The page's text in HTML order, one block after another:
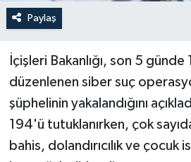
Paylaş
İçişleri Bakanlığı, son 5
düzenlenen siber suç
şüphelinin yakalandığını
194'ü tutuklanırken, çok
bahis, dolandırıcılık ve çocuk